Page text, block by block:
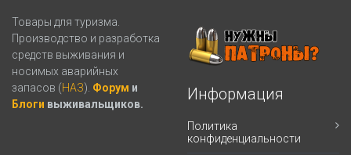
Товары для туризма.
Производство и разработка
средств выживания и
носимых аварийных
запасов (НАЗ). Форум и
Блоги выживальщиков.
Информация
Политика
конфиденциальности